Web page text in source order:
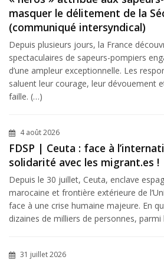
masquer le délitement de la
(communiqué intersyndical)
Depuis plusieurs jours, la France
spectaculaires de sapeurs-pompiers
d’une ampleur exceptionnelle. Les
saluent leur courage, leur dévouement
faille. (…)
4 août 2026
FDSP | Ceuta : face à
solidarité avec les migrant.es !
Depuis le 30 juillet, Ceuta, enclave
marocaine et frontière extérieure de
face à une crise humaine majeure. En
dizaines de milliers de personnes,
31 juillet 2026